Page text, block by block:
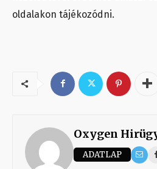
oldalakon tájékozódni.
Oxygen
ADATLAP